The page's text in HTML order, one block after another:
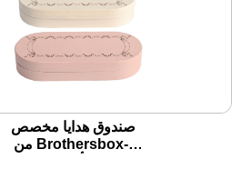
صندوق هدايا مخصص
من Brothersbox-،